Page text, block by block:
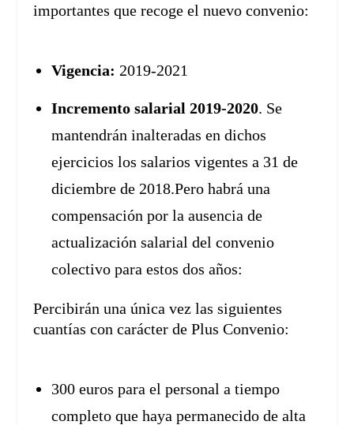
importantes que recoge el nuevo convenio:
Vigencia: 2019-2021
Incremento salarial 2019-2020. Se
mantendrán inalteradas en dichos
ejercicios los salarios vigentes a 31 de
diciembre de 2018.Pero habrá una
compensación por la ausencia de
actualización salarial del convenio
colectivo para estos dos años:
Percibirán una única vez las siguientes
cuantías con carácter de Plus Convenio:
300 euros para el personal a tiempo
completo que haya permanecido de alta